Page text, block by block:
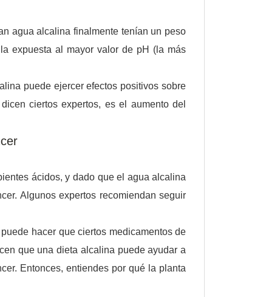
agua alcalina finalmente tenían un peso
expuesta al mayor valor de pH (la más
puede ejercer efectos positivos sobre
ciertos expertos, es el aumento del
ácidos, y dado que el agua alcalina
Algunos expertos recomiendan seguir
hacer que ciertos medicamentos de
que una dieta alcalina puede ayudar a
Entonces, entiendes por qué la planta